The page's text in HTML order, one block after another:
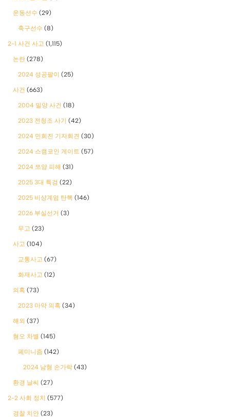
운동선수 (29)
축구선수 (8)
2-1 사건 사고 (1,115)
논란 (278)
2024 성공팔이 (25)
사건 (663)
2004 밀양 사건 (18)
2023 전청조 사기 (42)
2024 민희진 기자회견 (30)
2024 스캠코인 게이트 (57)
2024 쯔양 피해 (31)
2025 3대 특검 (22)
2025 비상계엄 탄핵 (146)
2026 부실선거 (3)
무고 (23)
사고 (104)
교통사고 (67)
화재사고 (12)
의혹 (73)
2023 마약 의혹 (34)
해외 (37)
혐오 차별 (145)
폐미니즘 (142)
2024 남혐 손가락 (43)
환경 날씨 (27)
2-2 사회 정치 (577)
경찰 치안 (23)